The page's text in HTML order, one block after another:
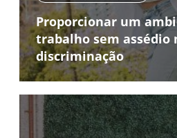
Proporcionar um
trabalho sem assédio
discriminação